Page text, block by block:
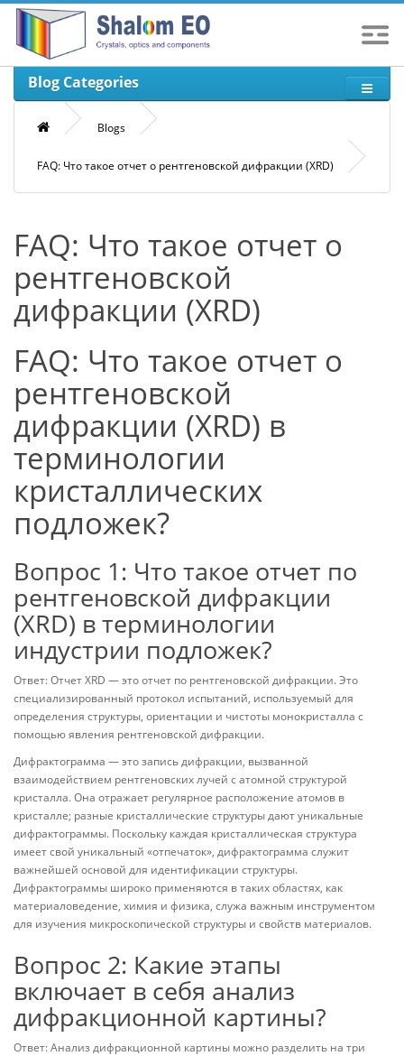
Blog Categories
Blogs
FAQ: Что такое отчет о рентгеновской дифракции (XRD)
FAQ: Что такое отчет о
рентгеновской
дифракции (XRD)
FAQ: Что такое отчет о
рентгеновской
дифракции (XRD) в
терминологии
кристаллических
подложек?
Вопрос 1: Что такое отчет по
рентгеновской дифракции
(XRD) в терминологии
индустрии подложек?
Ответ: Отчет XRD — это отчет по рентгеновской дифракции. Это
специализированный протокол испытаний, используемый для
определения структуры, ориентации и чистоты монокристалла с
помощью явления рентгеновской дифракции.
Дифрактограмма — это запись дифракции, вызванной
взаимодействием рентгеновских лучей с атомной структурой
кристалла. Она отражает регулярное расположение атомов в
кристалле; разные кристаллические структуры дают уникальные
дифрактограммы. Поскольку каждая кристаллическая структура
имеет свой уникальный «отпечаток», дифрактограмма служит
важнейшей основой для идентификации структуры.
Дифрактограммы широко применяются в таких областях, как
материаловедение, химия и физика, служа важным инструментом
для изучения микроскопической структуры и свойств материалов.
Вопрос 2: Какие этапы
включает в себя анализ
дифракционной картины?
Ответ: Анализ дифракционной картины можно разделить на три